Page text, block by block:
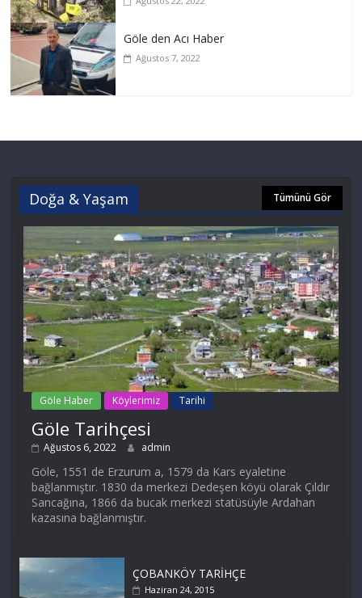
Göle den Acı Haber
Ağustos 7, 2022
Doğa & Yaşam Tümünü Gör
Göle Haber Köylerimiz Tarihi
Göle Tarihçesi
Ağustos 6, 2022 admin
Göle, 1551 de Erzurum a, 1579 da Kars eyaletine
bağlanmıştır. 1830 da merkezi Dedeşen köyü olarak Çıldır
Sancağına, 1866 da bucak merkezi statüsüyle Ardahan
kazasına bağlanmıştır.
ÇOBANKÖY TARİHÇE
Haziran 24, 2015